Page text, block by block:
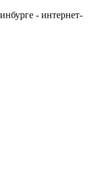
- интернет-